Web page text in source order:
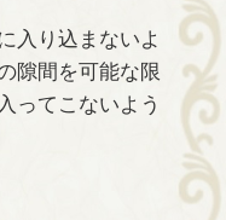
入り込まないよ
隙間を可能な限
ってこないよう